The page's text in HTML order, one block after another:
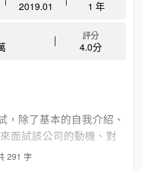
2019.01 1 年
評分
4.0分
，除了基本的自我介紹、
面試該公司的動機、對
291 字